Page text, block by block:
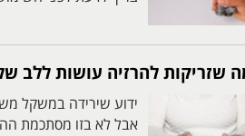
שזריקות להרזיה עושות ללב
ידוע שירידה במשקל
אבל לא בזו מסתכמת